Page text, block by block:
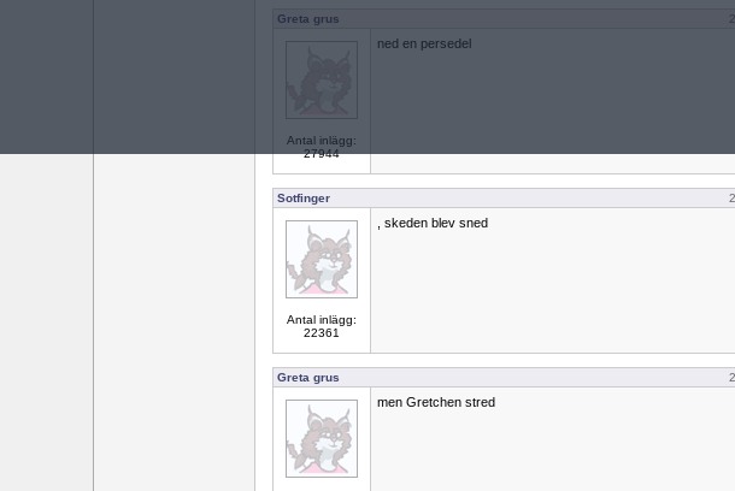
Greta grus
Antal inlägg:
27944
ned en persedel
Sotfinger
Antal inlägg:
22361
, skeden blev sned
Greta grus
men Gretchen stred